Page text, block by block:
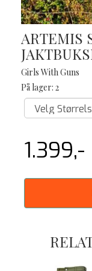
ARTEMIS
Girls With Guns
På lager: 2
1.399,-